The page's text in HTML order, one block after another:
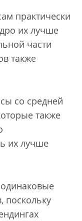
практически
их лучше
части
также
со средней
также
их лучше
поскольку